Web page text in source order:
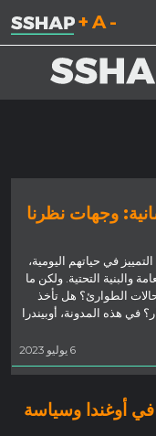
تقليل حجم الخط.
إعادة ضبط حجم
زيادة حجم
وجهات نظرنا
في حياتهم اليومية،
والبنية التحتية. ولكن ما
الطوارئ؟ هل تأخذ
في هذه المدونة، أوبيندرا
6 يوليو 2023
أوغندا وسياسة